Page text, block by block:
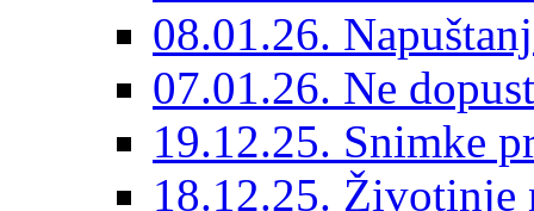
08.01.26.
07.01.26. Ne
19.12.25. Snimke
18.12.25. Životinje